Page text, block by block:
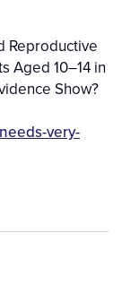
Reproductive
Aged 10–14 in
Show?
very-